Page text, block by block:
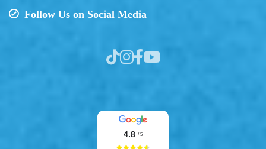
Follow Us on Social Media
4.8 / 5